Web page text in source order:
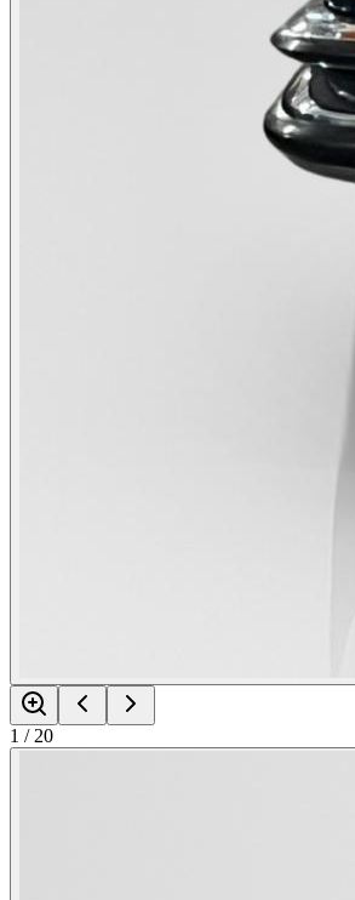
1 / 20